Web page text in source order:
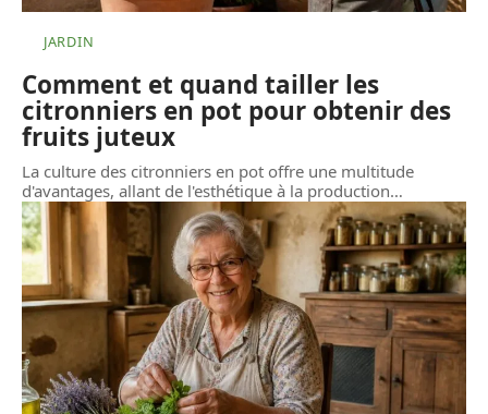
JARDIN
Comment et quand tailler les
citronniers en pot pour obtenir des
fruits juteux
La culture des citronniers en pot offre une multitude
d'avantages, allant de l'esthétique à la production…